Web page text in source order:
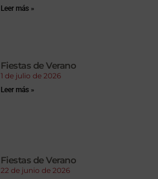
Leer más »
Fiestas de Verano
1 de julio de 2026
Leer más »
Fiestas de Verano
22 de junio de 2026